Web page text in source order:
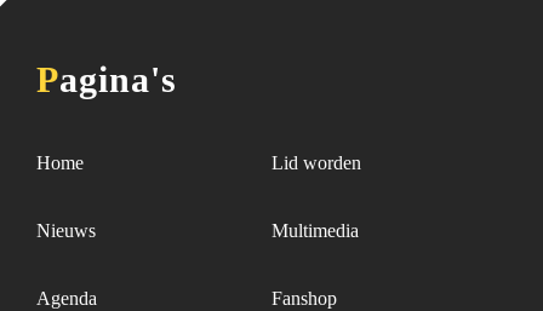
Pagina's
Home
Nieuws
Agenda
Lid worden
Multimedia
Fanshop